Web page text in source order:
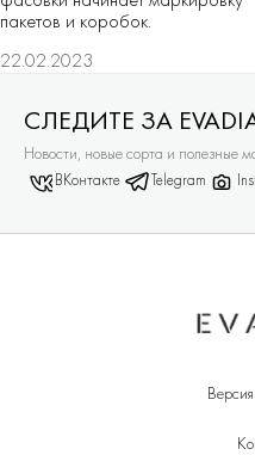
пакетов и коробок.
22.02.2023
СЛЕДИТЕ ЗА
Новости, новые сорта и полезные
ВКонтакте Telegram